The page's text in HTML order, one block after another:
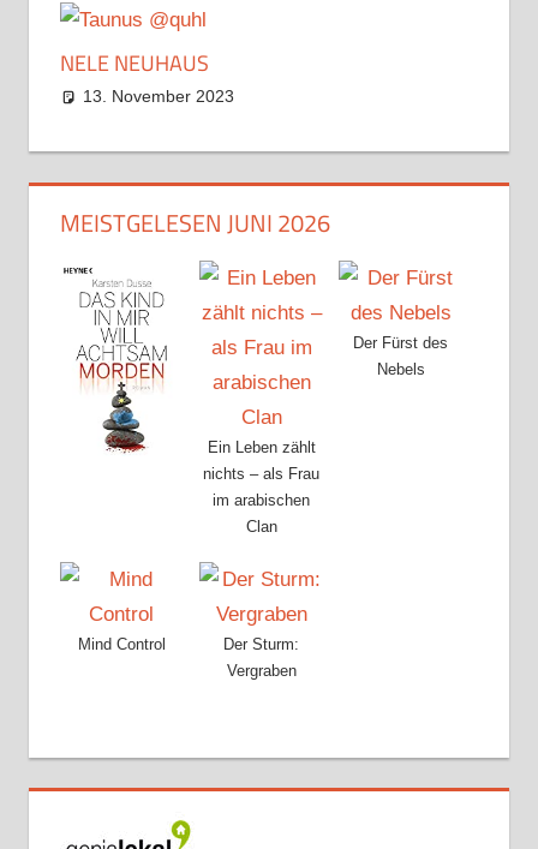
NELE NEUHAUS
13. November 2023
MEISTGELESEN JUNI 2026
Ein Leben zählt
nichts – als Frau
im arabischen
Clan
Der Fürst des
Nebels
Mind Control
Der Sturm:
Vergraben